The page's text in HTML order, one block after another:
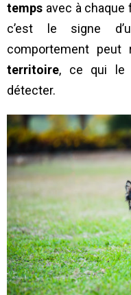
temps avec à chaque
c’est le signe
comportement peut
territoire, ce qui le
détecter.